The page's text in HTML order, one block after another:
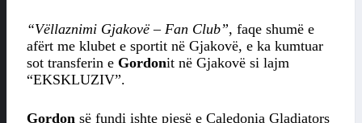
“Vëllaznimi Gjakovë – Fan Club”, faqe shumë e
afërt me klubet e sportit në Gjakovë, e ka kumtuar
sot transferin e Gordonit në Gjakovë si lajm
“EKSKLUZIV”.
Gordon së fundi ishte pjesë e Caledonia Gladiators